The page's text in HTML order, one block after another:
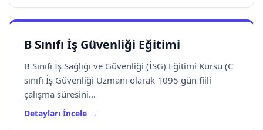
B Sınıfı İş Güvenliği Eğitimi
B Sınıfı İş Sağlığı ve Güvenliği (İSG) Eğitimi Kursu (C
sınıfı İş Güvenliği Uzmanı olarak 1095 gün fiili
çalışma süresini...
Detayları İncele →